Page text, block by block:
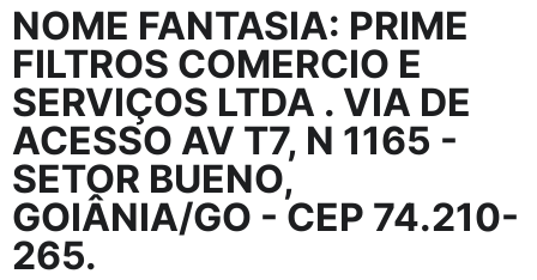
NOME FANTASIA: PRIME
FILTROS COMERCIO E
SERVIÇOS LTDA . VIA DE
ACESSO AV T7, N 1165 -
SETOR BUENO,
GOIÂNIA/GO - CEP 74.210-
265.